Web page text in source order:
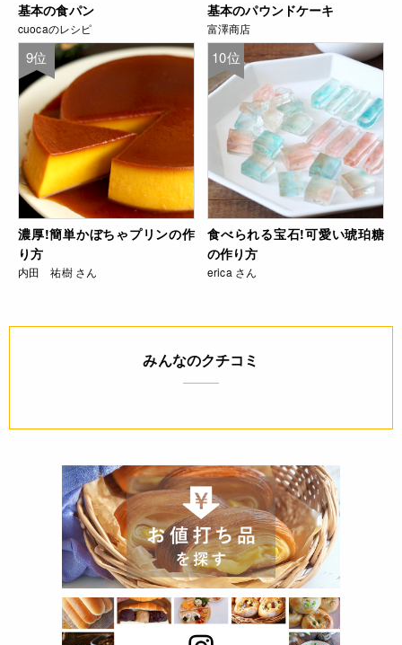
基本の食パン
cuocaのレシピ
基本のパウンドケーキ
富澤商店
9位
濃厚!簡単かぼちゃプリンの作
り方
内田 祐樹 さん
10位
食べられる宝石!可愛い琥珀糖
の作り方
erica さん
みんなのクチコミ